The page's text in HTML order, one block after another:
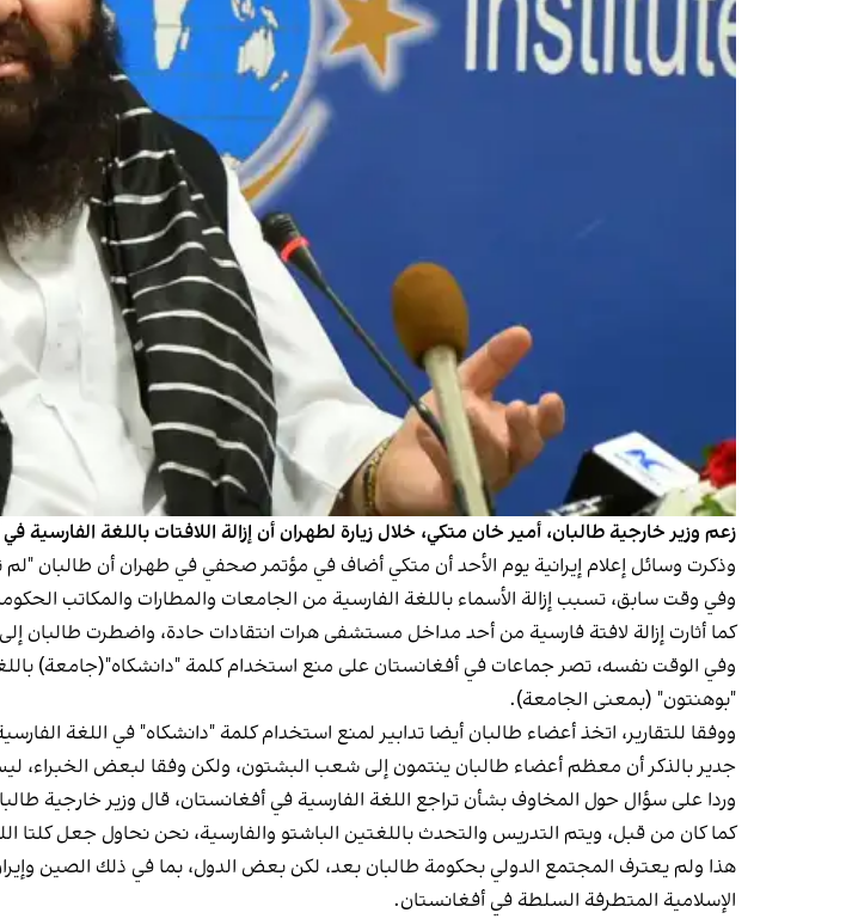
زعم وزير خارجية طالبان، أمير خان متكي، خلال زيارة لطهران أن إزالة اللافتات باللغة
وذكرت وسائل إعلام إيرانية يوم الأحد أن متكي أضاف في مؤتمر صحفي في طهران أن طالبان
وفي وقت سابق، تسبب إزالة الأسماء باللغة الفارسية من الجامعات والمطارات والمكاتب
كما أثارت إزالة لافتة فارسية من أحد مداخل مستشفى هرات انتقادات حادة، واضطرت طالبان
وفي الوقت نفسه، تصر جماعات في أفغانستان على منع استخدام كلمة "دانشكاه"(جامعة)
"بوهنتون" (بمعنى الجامعة).
ووفقا للتقارير، اتخذ أعضاء طالبان أيضا تدابير لمنع استخدام كلمة "دانشكاه" في اللغة
جدير بالذكر أن معظم أعضاء طالبان ينتمون إلى شعب البشتون، ولكن وفقا لبعض الخبراء،
وردا على سؤال حول المخاوف بشأن تراجع اللغة الفارسية في أفغانستان، قال وزير خارجية
كما كان من قبل، ويتم التدريس والتحدث باللغتين الباشتو والفارسية، نحن نحاول جعل كلتا
هذا ولم يعترف المجتمع الدولي بحكومة طالبان بعد، لكن بعض الدول، بما في ذلك الصين
الإسلامية المتطرفة السلطة في أفغانستان.